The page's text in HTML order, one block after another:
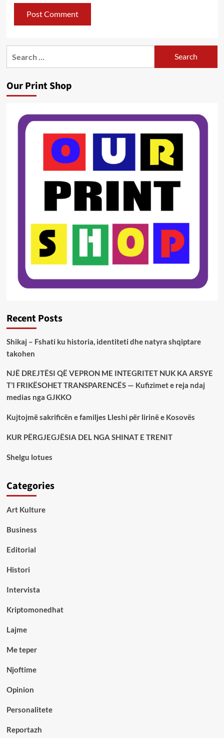
Our Print Shop
Recent Posts
Shikaj – Fshati ku historia, identiteti dhe natyra shqiptare
takohen
NJË DREJTËSI QË VEPRON ME INTEGRITET NUK KA ARSYE
T’I FRIKËSOHET TRANSPARENCËS — Kufizimet e reja ndaj
medias nga GJKKO
Kujtojmë sakrificën e familjes Lleshi për lirinë e Kosovës
KUR PËRGJEGJËSIA DEL NGA SHINAT E TRENIT
Shelgu lotues
Categories
Art Kulture
Business
Editorial
Histori
Intervista
Kriptomonedhat
Lajme
Me teper
Njoftime
Opinion
Personalitete
Reportazh